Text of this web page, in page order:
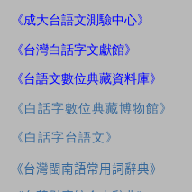
《成大台語文測驗中心》
《台灣白話字文獻館》
《台語文數位典藏資料庫》
《白話字數位典藏博物館》
《白話字台語文》
《台灣閩南語常用詞辭典》